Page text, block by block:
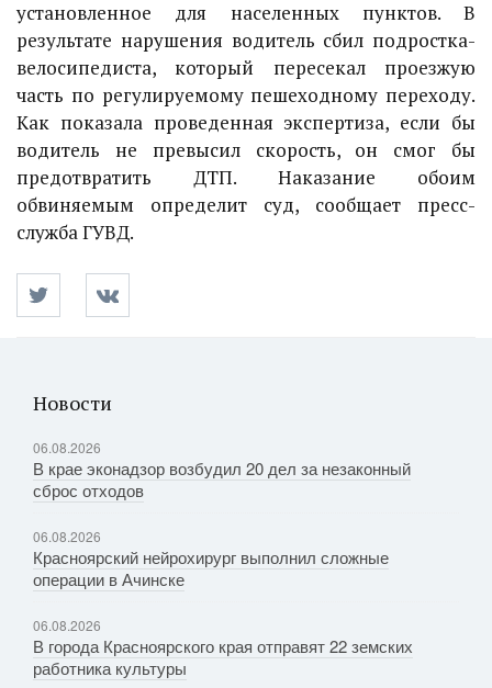
установленное для населенных пунктов. В
результате нарушения водитель сбил подростка-
велосипедиста, который пересекал проезжую
часть по регулируемому пешеходному переходу.
Как показала проведенная экспертиза, если бы
водитель не превысил скорость, он смог бы
предотвратить ДТП. Наказание обоим
обвиняемым определит суд, сообщает пресс-
служба ГУВД.
Новости
06.08.2026
В крае эконадзор возбудил 20 дел за незаконный
сброс отходов
06.08.2026
Красноярский нейрохирург выполнил сложные
операции в Ачинске
06.08.2026
В города Красноярского края отправят 22 земских
работника культуры